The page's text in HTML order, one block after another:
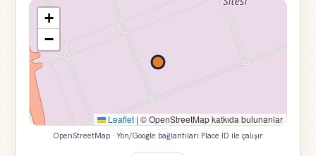
+
−
Leaflet | © OpenStreetMap katkıda bulunanlar
OpenStreetMap · Yön/Google bağlantıları Place ID ile çalışır